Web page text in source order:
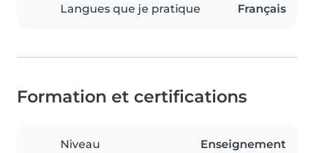
Langues que je pratique Français
Formation et certifications
Niveau
Enseignement